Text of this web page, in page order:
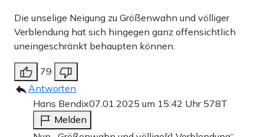
Die unselige Neigung zu Größenwahn und völliger
Verblendung hat sich hingegen ganz offensichtlich
uneingeschränkt behaupten können.
79
Antworten
Hans Bendix07.01.2025 um 15:42 Uhr 578T
Melden